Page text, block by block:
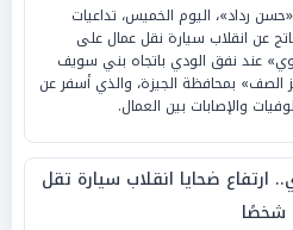
«حسن رداد»، اليوم الخميس، تداعيات
عن انقلاب سيارة نقل عمال على
عند نفق الودي باتجاه بني سويف
بمحافظة الجيزة، والذي أسفر عن
والإصابات بين العمال.
ارتفاع ضحايا انقلاب سيارة تقل